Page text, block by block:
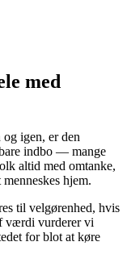
med
igen, er den
indbo — mange
altid med omtanke,
hjem.
til velgørenhed, hvis
værdi vurderer vi
for blot at køre